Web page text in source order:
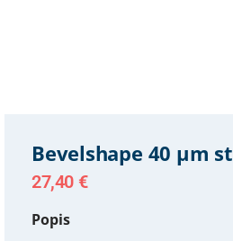
Bevelshape 40 µm
27,40 €
Popis